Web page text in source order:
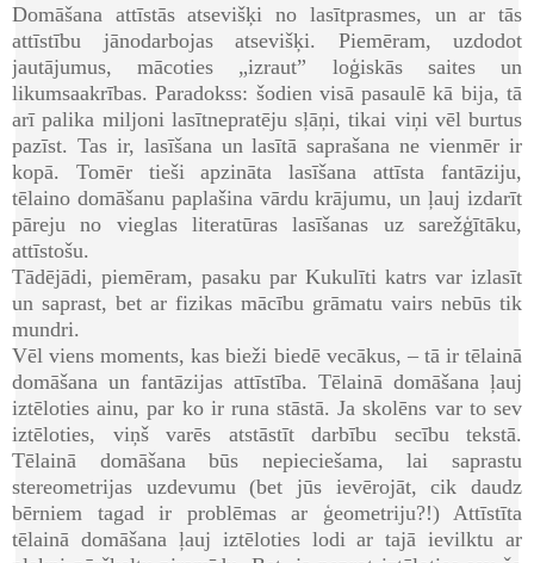
Domāšana attīstās atsevišķi no lasītprasmes, un ar tās
attīstību jānodarbojas atsevišķi. Piemēram, uzdodot
jautājumus, mācoties „izraut” loģiskās saites un
likumsaakrības. Paradokss: šodien visā pasaulē kā bija, tā
arī palika miljoni lasītnepratēju sļāņi, tikai viņi vēl burtus
pazīst. Tas ir, lasīšana un lasītā saprašana ne vienmēr ir
kopā. Tomēr tieši apzināta lasīšana attīsta fantāziju,
tēlaino domāšanu paplašina vārdu krājumu, un ļauj izdarīt
pāreju no vieglas literatūras lasīšanas uz sarežģītāku,
attīstošu.
Tādējādi, piemēram, pasaku par Kukulīti katrs var izlasīt
un saprast, bet ar fizikas mācību grāmatu vairs nebūs tik
mundri.
Vēl viens moments, kas bieži biedē vecākus, – tā ir tēlainā
domāšana un fantāzijas attīstība. Tēlainā domāšana ļauj
iztēloties ainu, par ko ir runa stāstā. Ja skolēns var to sev
iztēloties, viņš varēs atstāstīt darbību secību tekstā.
Tēlainā domāšana būs nepieciešama, lai saprastu
stereometrijas uzdevumu (bet jūs ievērojāt, cik daudz
bērniem tagad ir problēmas ar ģeometriju?!) Attīstīta
tēlainā domāšana ļauj iztēloties lodi ar tajā ievilktu ar